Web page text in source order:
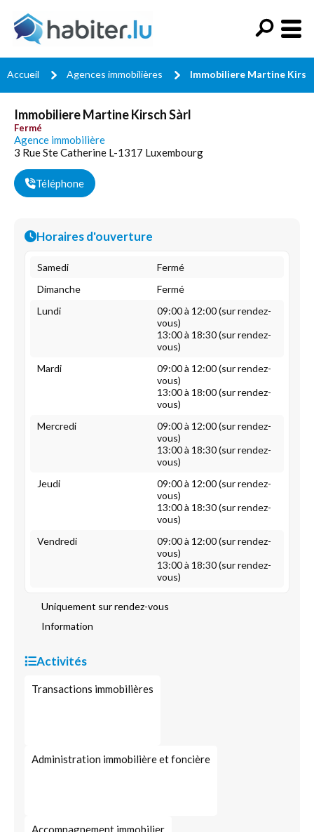
Accueil Agences immobilières Immobiliere Martine
Immobiliere Martine Kirsch Sàrl
Fermé
Agence immobilière
3 Rue Ste Catherine L-1317 Luxembourg
Téléphone
Horaires d'ouverture
Samedi
Fermé
Dimanche
Fermé
Lundi
09:00 à 12:00 (sur rendez-
vous)
13:00 à 18:30 (sur rendez-
vous)
Mardi
09:00 à 12:00 (sur rendez-
vous)
13:00 à 18:00 (sur rendez-
vous)
Mercredi
09:00 à 12:00 (sur rendez-
vous)
13:00 à 18:30 (sur rendez-
vous)
Jeudi
09:00 à 12:00 (sur rendez-
vous)
13:00 à 18:30 (sur rendez-
vous)
Vendredi
09:00 à 12:00 (sur rendez-
vous)
13:00 à 18:30 (sur rendez-
vous)
Uniquement sur rendez-vous
Information
Activités
Transactions immobilières
Administration immobilière et foncière
Accompagnement immobilier